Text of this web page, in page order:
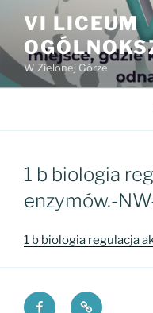
treści
VI LICEUM
W Zielonej Górze
1 b biologia
enzymów.-
1 b biologia regulacja
FacebookFundacja